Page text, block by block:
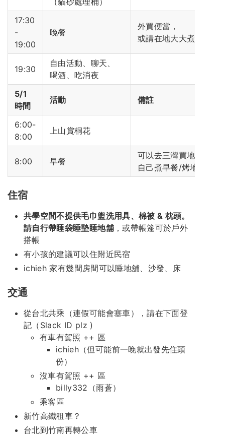
17:30
-
19:00
晚餐
外買便當，
或請在地大大煮大鍋湯
19:30
自由活動、聊天、
喝酒、吃消夜
5/1
時間
活動 備註
6:00-
8:00
上山賞桐花
8:00 早餐
可以去三灣買地方小吃/
自己煮早餐/烤地瓜
住宿
共學空間不提供毛巾盥洗用具、棉被 & 枕頭。
請自行帶睡袋睡墊睡地舖，或帶帳篷可於戶外
搭帳
有小孩的建議可以住附近民宿
ichieh 家有幾間房間可以睡地舖、沙發、床
交通
從台北共乘（連假可能會塞車），請在下面登
記（Slack ID plz )
有車有駕照 ++ 區
ichieh（但可能前一晚就出發先住頭
份）
沒車有駕照 ++ 區
billy332（雨蒼）
乘客區
新竹高鐵租車？
台北到竹南再轉公車